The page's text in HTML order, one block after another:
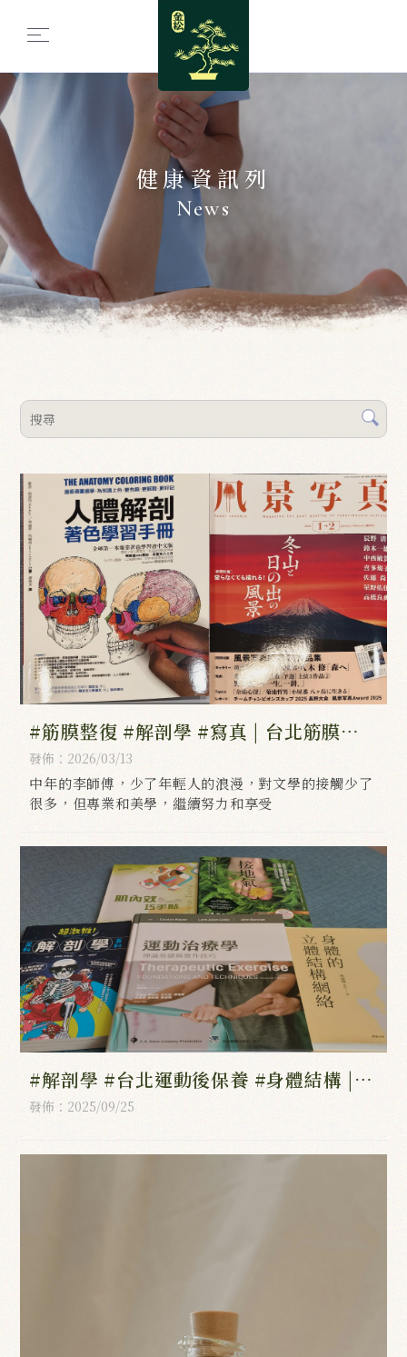
健康資訊列
#筋膜整復 #解剖學 #寫真 | 台北筋膜放
鬆,南港區筋膜放鬆,台北整復推拿,南港區
整復推拿
發佈：2026/03/13
中年的李師傅，少了年輕人的浪漫，對文學的接觸少了
很多，但專業和美學，繼續努力和享受
#解剖學 #台北運動後保養 #身體結構 |
台北運動按摩,南港區筋膜放鬆,台北身體
發佈：2025/09/25